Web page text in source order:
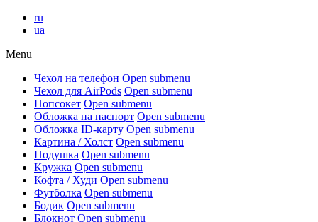
ru
ua
Menu
Чехол на телефон Open submenu
Чехол для AirPods Open submenu
Попсокет Open submenu
Обложка на паспорт Open submenu
Обложка ID-карту Open submenu
Картина / Холст Open submenu
Подушка Open submenu
Кружка Open submenu
Кофта / Худи Open submenu
Футболка Open submenu
Бодик Open submenu
Блокнот Open submenu